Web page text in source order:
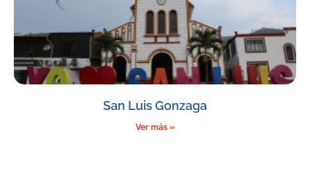
San Luis Gonzaga
Ver más »